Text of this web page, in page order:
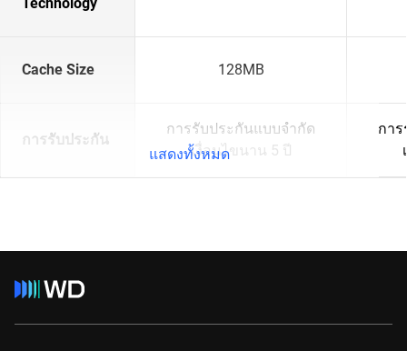
Cache Size 128MB
การรับประกัน
การรับประกันแบบจำกัด
เงื่อนไขนาน 5 ปี
กา
แสดงทั้งหมด